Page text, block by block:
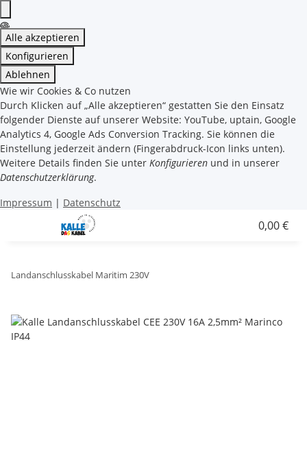
Alle akzeptieren
Konfigurieren
Ablehnen
Wie wir Cookies & Co nutzen
Durch Klicken auf „Alle akzeptieren“ gestatten Sie den Einsatz
folgender Dienste auf unserer Website: YouTube, uptain, Google
Analytics 4, Google Ads Conversion Tracking. Sie können die
Einstellung jederzeit ändern (Fingerabdruck-Icon links unten).
Weitere Details finden Sie unter Konfigurieren und in unserer
Datenschutzerklärung.
Impressum | Datenschutz
0,00 €
Landanschlusskabel Maritim 230V